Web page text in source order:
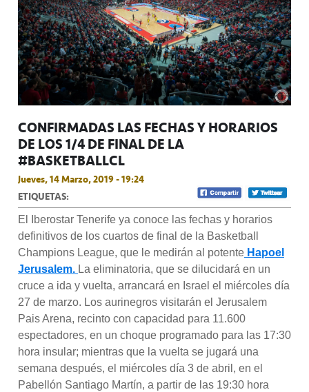
CONFIRMADAS LAS FECHAS Y HORARIOS
DE LOS 1/4 DE FINAL DE LA
#BASKETBALLCL
Jueves, 14 Marzo, 2019 - 19:24
ETIQUETAS:
El Iberostar Tenerife ya conoce las fechas y horarios
definitivos de los cuartos de final de la Basketball
Champions League, que le medirán al potente Hapoel
Jerusalem. La eliminatoria, que se dilucidará en un
cruce a ida y vuelta, arrancará en Israel el miércoles día
27 de marzo. Los aurinegros visitarán el Jerusalem
Pais Arena, recinto con capacidad para 11.600
espectadores, en un choque programado para las 17:30
hora insular; mientras que la vuelta se jugará una
semana después, el miércoles día 3 de abril, en el
Pabellón Santiago Martín, a partir de las 19:30 hora